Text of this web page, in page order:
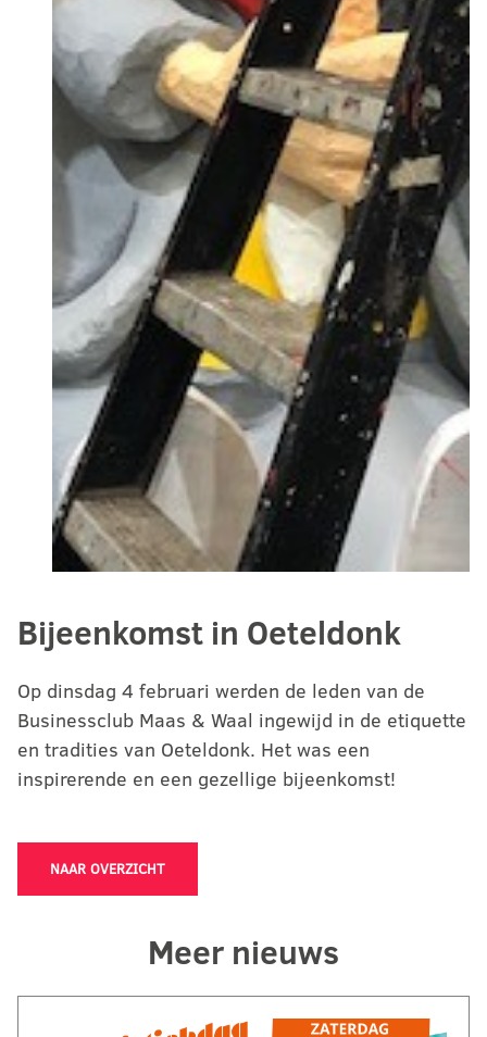
Bijeenkomst in Oeteldonk
Op dinsdag 4 februari werden de leden van de
Businessclub Maas & Waal ingewijd in de etiquette
en tradities van Oeteldonk. Het was een
inspirerende en een gezellige bijeenkomst!
NAAR OVERZICHT
Meer nieuws